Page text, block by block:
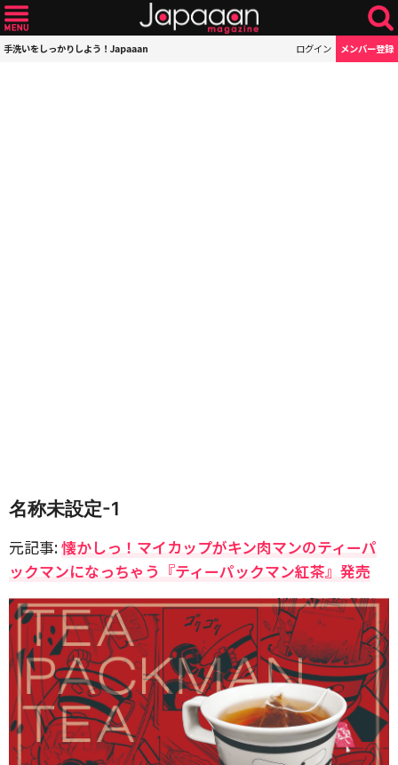
手洗いをしっかりしよう！Japaaan ログイン メンバー登録
名称未設定-1
元記事:懐かしっ！マイカップがキン肉マンのティーパ
ックマンになっちゃう『ティーパックマン紅茶』発売